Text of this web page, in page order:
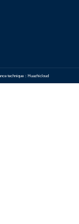
technique：Huazhicloud